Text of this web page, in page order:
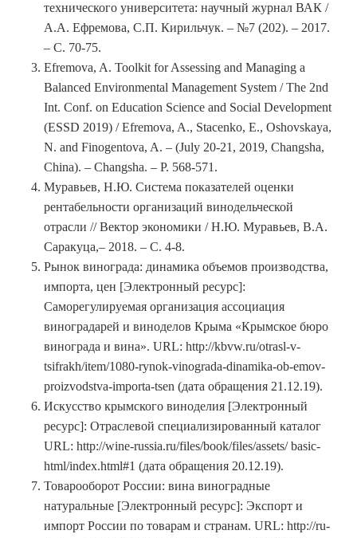
технического университета: научный журнал ВАК /
А.А. Ефремова, С.П. Кирильчук. – №7 (202). – 2017.
– С. 70-75.
Efremova, A. Toolkit for Assessing and Managing a
Balanced Environmental Management System / The 2nd
Int. Conf. on Education Science and Social Development
(ESSD 2019) / Efremova, A., Stacenko, E., Oshovskaya,
N. and Finogentova, A. – (July 20-21, 2019, Changsha,
China). – Changsha. – P. 568-571.
Муравьев, Н.Ю. Система показателей оценки
рентабельности организаций винодельческой
отрасли // Вектор экономики / Н.Ю. Муравьев, В.А.
Саракуца,– 2018. – С. 4-8.
Рынок винограда: динамика объемов производства,
импорта, цен [Электронный ресурс]:
Саморегулируемая организация ассоциация
виноградарей и виноделов Крыма «Крымское бюро
винограда и вина». URL: http://kbvw.ru/otrasl-v-
tsifrakh/item/1080-rynok-vinograda-dinamika-ob-emov-
proizvodstva-importa-tsen (дата обращения 21.12.19).
Искусство крымского виноделия [Электронный
ресурс]: Отраслевой специализированный каталог
URL: http://wine-russia.ru/files/book/files/assets/ basic-
html/index.html#1 (дата обращения 20.12.19).
Товарооборот России: вина виноградные
натуральные [Электронный ресурс]: Экспорт и
импорт России по товарам и странам. URL: http://ru-